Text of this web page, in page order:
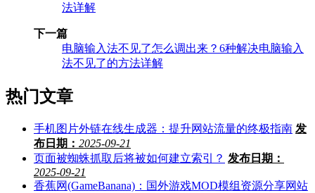
法详解
下一篇
电脑输入法不见了怎么调出来？6种解决电脑输入
法不见了的方法详解
热门文章
手机图片外链在线生成器：提升网站流量的终极指南 发
布日期： 2025-09-21
页面被蜘蛛抓取后将被如何建立索引？ 发布日期：
2025-09-21
香蕉网(GameBanana)：国外游戏MOD模组资源分享网站